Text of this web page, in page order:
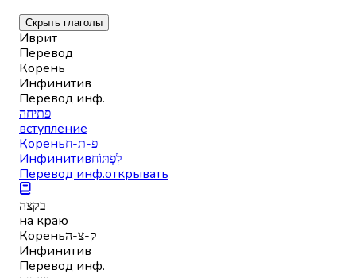
Скрыть глаголы
Иврит
Перевод
Корень
Инфинитив
Перевод инф.
פתיחה
вступление
Кореньפ-ת-ח
Инфинитивלִפְתּוֹחַ
Перевод инф.открывать
בקצה
на краю
Кореньק-צ-ה
Инфинитив
Перевод инф.